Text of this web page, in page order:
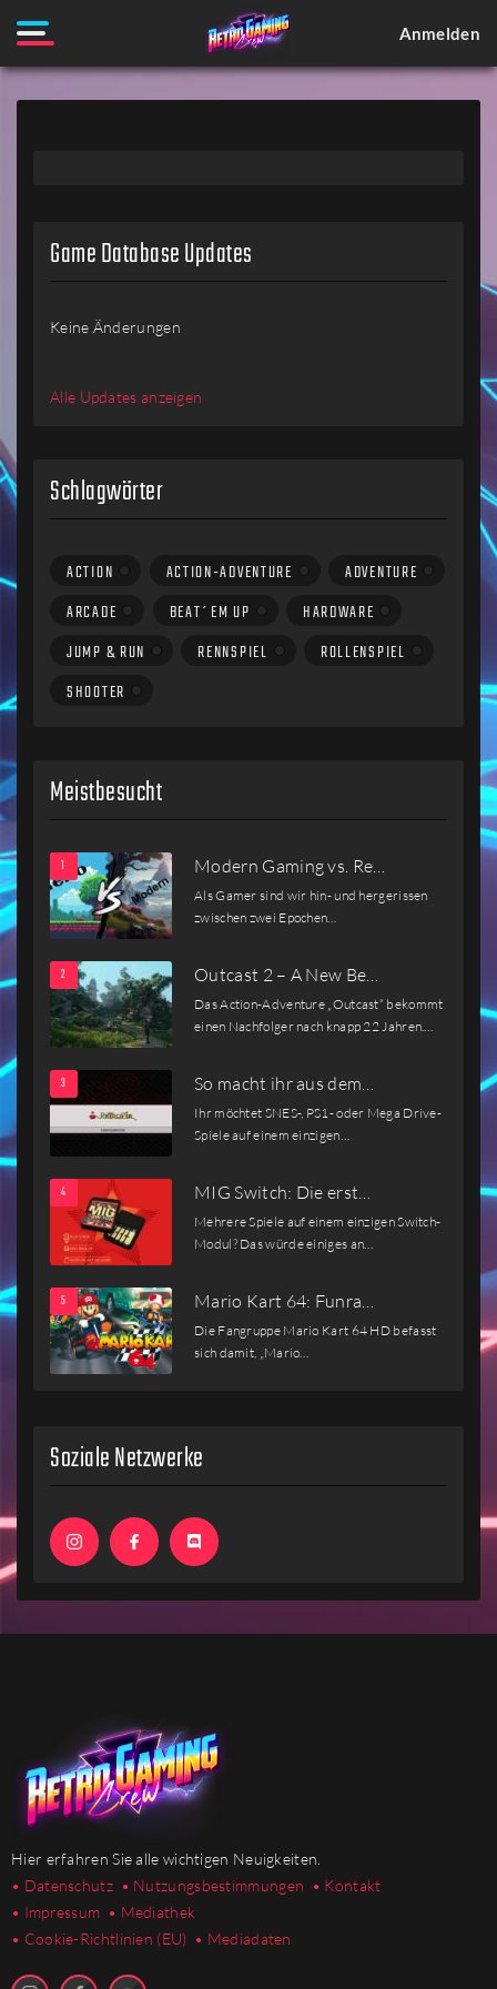
Anmelden
Game Database Updates
Keine Änderungen
Alle Updates anzeigen
Schlagwörter
ACTION ACTION-ADVENTURE
ADVENTURE
ARCADE
BEAT´EM UP
HARDWARE
JUMP & RUN
RENNSPIEL
ROLLENSPIEL
SHOOTER
Meistbesucht
Modern Gaming vs. Re…
Als Gamer sind wir hin- und hergerissen
zwischen zwei Epochen…
Outcast 2 – A New Be…
Das Action-Adventure „Outcast“ bekommt
einen Nachfolger nach knapp 22 Jahren.…
So macht ihr aus dem…
Ihr möchtet SNES-, PS1- oder Mega Drive-
Spiele auf einem einzigen…
MIG Switch: Die erst…
Mehrere Spiele auf einem einzigen Switch-
Modul? Das würde einiges an…
Mario Kart 64: Funra…
Die Fangruppe Mario Kart 64 HD befasst
sich damit, „Mario…
Soziale Netzwerke
Hier erfahren Sie alle wichtigen Neuigkeiten.
• Datenschutz • Nutzungsbestimmungen • Kontakt
• Impressum • Mediathek
• Cookie-Richtlinien (EU) • Mediadaten